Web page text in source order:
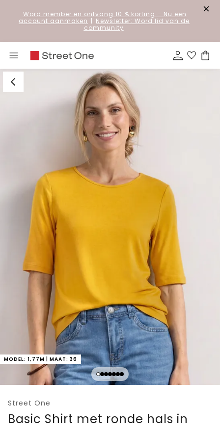
Word member en ontvang 10 % korting – Nu een
account aanmaken | Newsletter: Word lid van de
community
MODEL: 1,77M | MAAT: 36
Street One
Basic Shirt met ronde hals in